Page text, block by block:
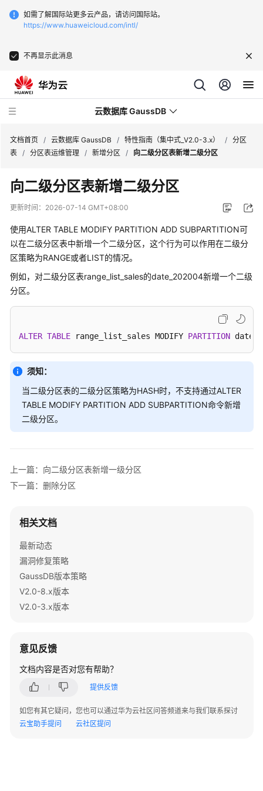
如需了解国际站更多云产品，请访问国际站。
https://www.huaweicloud.com/intl/
不再显示此消息
云数据库 GaussDB
新
动
服
务
告
产
介
计
费
说
入
门
户
南
开
南
优
指
考
文档首页 / 云数据库 GaussDB / 特性指南（集中式_V2.0-3.x） / 分区
表 / 分区表运维管理 / 新增分区 / 向二级分区表新增二级分区
向二级分区表新增二级分区
更新时间： 2026-07-14 GMT+08:00
使用ALTER TABLE MODIFY PARTITION ADD SUBPARTITION可
以在二级分区表中新增一个二级分区，这个行为可以作用在二级分
区策略为RANGE或者LIST的情况。
例如，对二级分区表range_list_sales的date_202004新增一个二级
分区。
ALTER TABLE range_list_sales MODIFY PARTITION
须知：
当二级分区表的二级分区策略为HASH时，不支持通过ALTER
TABLE MODIFY PARTITION ADD SUBPARTITION命令新增
二级分区。
上一篇：向二级分区表新增一级分区
下一篇：删除分区
相关文档
最新动态
漏洞修复策略
GaussDB版本策略
V2.0-8.x版本
V2.0-3.x版本
意见反馈
文档内容是否对您有帮助？
提供反馈
如您有其它疑问，您也可以通过华为云社区问答频道来与我们联系探讨
云宝助手提问
云社区提问